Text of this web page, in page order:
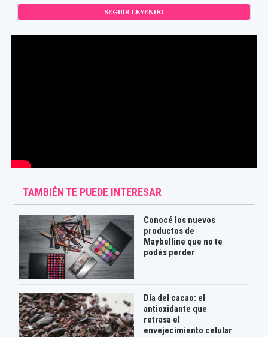
SEGUIR LEYENDO
TAMBIÉN TE PUEDE INTERESAR
Conocé los nuevos
productos de
Maybelline que no te
podés perder
Día del cacao: el
antioxidante que
retrasa el
envejecimiento celular